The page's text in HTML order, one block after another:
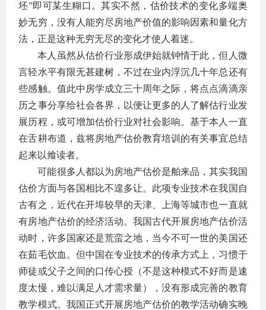
坯”即可某生糊口。其实不然，估价技术的变化多端奥
妙无穷，没有人能穷尽房地产价值的影响因素和量化方
法，正是这种无穷无尽的变化才使人着迷。
本人虽然从估价行业形成伊始就钟情于此，但人微
言轻水平有限无甚建树，不过在业内浮沉几十年总还有
些感触。值此中房学成立三十周年之际，将点点滴滴亲
历之事分享给社会各界，以便让更多的人了解估行业发
展历程，或可增加估价行业对社会影响。基于本人一直
在舌耕布道，兹将房地产估价教育培训的有关事宜总结
起来以飨读者。
可能很多人都以为房地产估价是舶来品，其实我国
估价方面与各国相比不遑多让。此项专业技术在我国自
古有之，近代在开埠较早的天津、上海等城市也一直就
有房地产估价的经济活动。我国古代开展房地产估价活
动时，许多国家还是荒蛮之地，当今不可一世的美国还
在茹毛饮血。但中国在专业技术的传承方式上，习惯于
师徒或父子之间的口传心授（不是这种模式不好而是速
度太慢，难以满足人才需求量），没有形成完善的教育
教学模式。我国正式开展房地产估价的教学活动确实晚